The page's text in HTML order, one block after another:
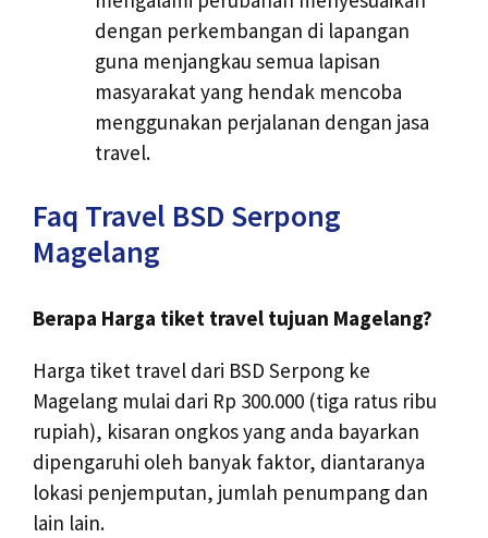
dengan perkembangan di lapangan
guna menjangkau semua lapisan
masyarakat yang hendak mencoba
menggunakan perjalanan dengan jasa
travel.
Faq Travel BSD Serpong
Magelang
Berapa Harga tiket travel tujuan Magelang?
Harga tiket travel dari BSD Serpong ke
Magelang mulai dari Rp 300.000 (tiga ratus ribu
rupiah), kisaran ongkos yang anda bayarkan
dipengaruhi oleh banyak faktor, diantaranya
lokasi penjemputan, jumlah penumpang dan
lain lain.